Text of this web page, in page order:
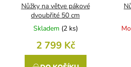
Nůžky na větve pákové
dvoubřité 50 cm
Skladem (2 ks)
2 799 Kč